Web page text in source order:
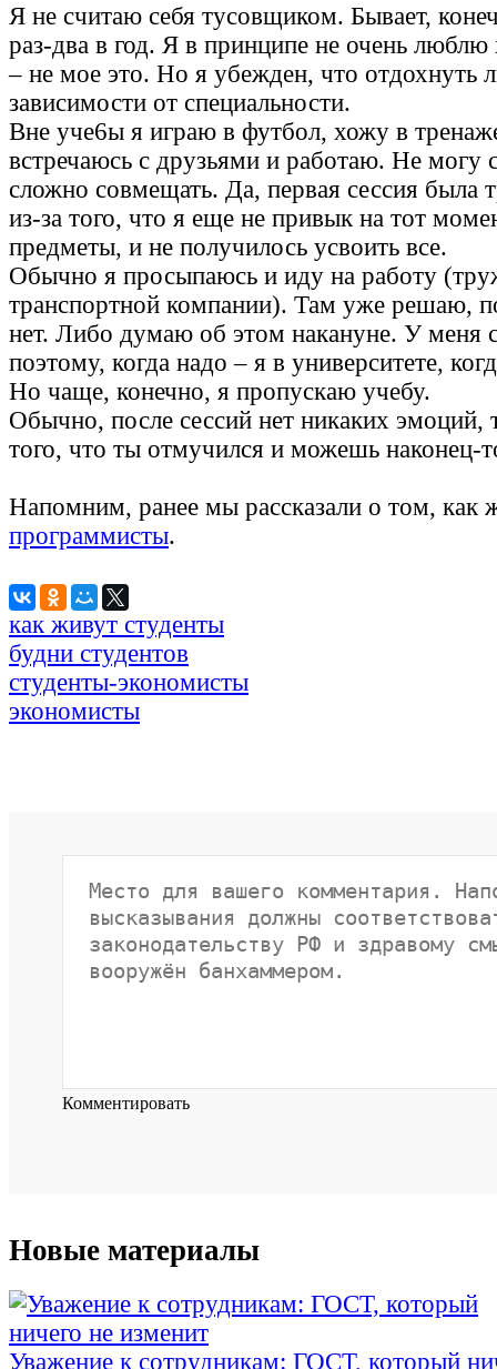
Я не считаю себя тусовщиком. Бывает,
раз-два в год. Я в принципе не очень люблю
– не мое это. Но я убежден, что отдохнуть
зависимости от специальности.
Вне уче6ы я играю в футбол, хожу в
встречаюсь с друзьями и работаю. Не могу
сложно совмещать. Да, первая сессия была
из-за того, что я еще не привык на тот
предметы, и не получилось усвоить все.
Обычно я просыпаюсь и иду на работу
транспортной компании). Там уже решаю,
нет. Либо думаю об этом накануне. У меня
поэтому, когда надо – я в университете,
Но чаще, конечно, я пропускаю учебу.
Обычно, после сессий нет никаких эмоций,
того, что ты отмучился и можешь наконец-
Напомним, ранее мы рассказали о том, как
программисты.
как живут студенты
будни студентов
студенты-экономисты
экономисты
Комментировать
Новые материалы
Уважение к сотрудникам: ГОСТ, который